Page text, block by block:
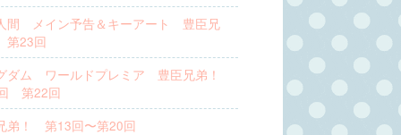
間 メイン予告＆キーアート 豊臣兄
23回
ダム ワールドプレミア 豊臣兄弟！
第22回
弟！ 第13回〜第20回